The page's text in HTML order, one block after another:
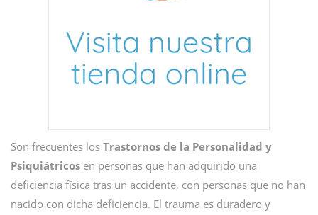
Son frecuentes los Trastornos de la Personalidad y
Psiquiátricos en personas que han adquirido una
deficiencia física tras un accidente, con personas que no han
nacido con dicha deficiencia. El trauma es duradero y